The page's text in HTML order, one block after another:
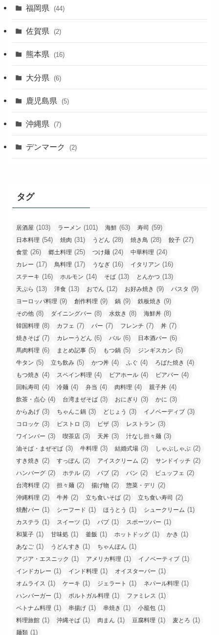
福岡県 (44)
佐賀県 (2)
熊本県 (16)
大分県 (6)
鹿児島県 (5)
沖縄県 (7)
デンマーク (2)
タグ
居酒屋 (103) ラーメン (101) 海鮮 (63) 寿司 (59)
日本料理 (54) 焼肉 (31) うどん (28) 焼き鳥 (28) 餃子 (27)
食堂 (26) 郷土料理 (25) つけ麺 (24) 中華料理 (24)
カレー (17) 鳥料理 (17) うなぎ (16) イタリアン (16)
ステーキ (16) ホルモン (14) そば (13) とんかつ (13)
天ぷら (13) 洋食 (13) おでん (12) お好み焼き (9) パスタ (9)
ヨーロッパ料理 (9) 創作料理 (9) 鍋 (9) 鉄板焼き (9)
その他 (8) ダイニングバー (8) 水炊き (8) 海鮮丼 (8)
韓国料理 (8) カフェ (7) バー (7) フレンチ (7) 丼 (7)
焼きそば (7) カレーうどん (6) バル (6) 日本酒バー (6)
馬肉料理 (6) まとめ記事 (5) もつ鍋 (5) ジンギスカン (5)
牛タン (5) 立ち飲み (5) かつ丼 (4) ふぐ (4) ろばた焼き (4)
もつ焼き (4) スペイン料理 (4) ビアホール (4) ビアバー (4)
回転寿司 (4) 冷麺 (4) 弁当 (4) 肉料理 (4) 親子丼 (4)
飲茶・点心 (4) 台湾まぜそば (3) おにぎり (3) かに (3)
からあげ (3) ちゃんこ鍋 (3) どじょう (3) イノベーディブ (3)
コロッケ (3) ビストロ (3) ピザ (3) レストラン (3)
ワインバー (3) 喫茶店 (3) 天丼 (3) 汁なし担々麺 (3)
油そば・まぜぞば (3) 牛料理 (3) 結婚式場 (3) しゃぶしゃぶ (2)
すき焼き (2) すっぽん (2) アイスクリーム (2) サンドイッチ (2)
ハンバーグ (2) ホテル (2) パブ (2) パン (2) ビュッフェ (2)
台湾料理 (2) 担々麺 (2) 揚げ物 (2) 惣菜・デリ (2)
沖縄料理 (2) 牛丼 (2) 立ち食いそば (2) 立ち食い寿司 (2)
焼酎バー (1) シーフード (1) ほうとう (1) シュークリーム (1)
カステラ (1) スイーツ (1) パプ(1) スポーツバー (1)
和菓子 (1) 甘味処 (1) 釜飯 (1) ホットドッグ (1) かき (1)
あなご (1) うどんすき (1) ちゃんぽん (1)
アジア・エスニック (1) アメリカ料理 (1) イノベーティブ (1)
インドカレー (1) インド料理 (1) オイスターバー (1)
オムライス (1) ケーキ (1) ジェラート (1) ネパール料理 (1)
ハンバーガー (1) ポルトガル料理 (1) ファミレス (1)
ベトナム料理 (1) 串揚げ (1) 串焼き (1) 小籠包 (1)
料理旅館 (1) 沖縄そば (1) 肉まん (1) 豆腐料理 (1) 麦とろ (1)
麺類 (1)